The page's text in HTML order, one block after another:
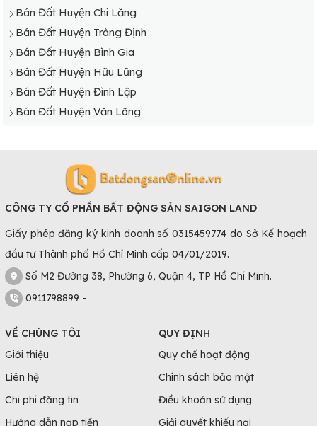
Bán Đất Huyện Chi Lăng
Bán Đất Huyện Tràng Định
Bán Đất Huyện Bình Gia
Bán Đất Huyện Hữu Lũng
Bán Đất Huyện Đình Lập
Bán Đất Huyện Văn Lãng
CÔNG TY CỔ PHẦN BẤT ĐỘNG SẢN SAIGON LAND
Giấy phép đăng ký kinh doanh số 0315459774 do Sở Kế hoạch
đầu tư Thành phố Hồ Chí Minh cấp 04/01/2019.
Số M2 Đường 38, Phường 6, Quận 4, TP Hồ Chí Minh.
0911798899 -
VỀ CHÚNG TÔI
Giới thiệu
Liên hệ
Chi phí đăng tin
Hướng dẫn nạp tiền
QUY ĐỊNH
Quy chế hoạt động
Chính sách bảo mật
Điều khoản sử dụng
Giải quyết khiếu nại